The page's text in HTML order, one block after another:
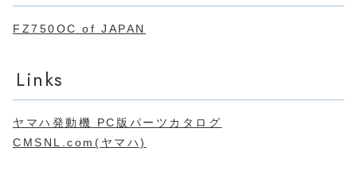
FZ750OC of JAPAN
Links
ヤマハ発動機 PC版パーツカタログ
CMSNL.com(ヤマハ)